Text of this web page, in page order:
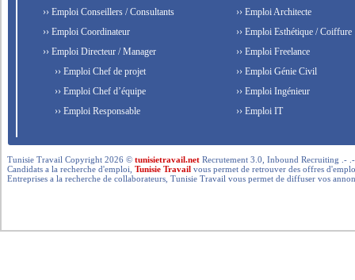
›› Emploi Conseillers / Consultants
›› Emploi Coordinateur
›› Emploi Directeur / Manager
›› Emploi Chef de projet
›› Emploi Chef d’équipe
›› Emploi Responsable
›› Emploi Architecte
›› Emploi Esthétique / Coiffure
›› Emploi Freelance
›› Emploi Génie Civil
›› Emploi Ingénieur
›› Emploi IT
Tunisie Travail Copyright 2026 ©tunisietravail.net Recrutement 3.0, Inbound Recruiting .-
Candidats a la recherche d'emploi,Tunisie Travail vous permet de retrouver des offres
Entreprises a la recherche de collaborateurs, Tunisie Travail vous permet de diffuser vos